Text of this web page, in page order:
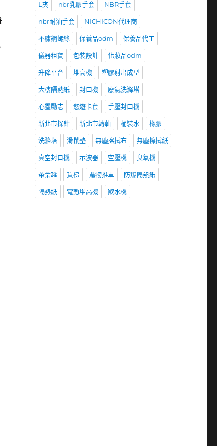
L夾 nbr乳膠手套 NBR手套
nbr耐油手套 NICHICON代理商
不鏽鋼螺絲 保養品odm 保養品代工
儀器租賃 包裝設計 化妝品odm
升降平台 堆高機 塑膠射出成型
大樓隔熱紙 封口機 廢氣洗滌塔
心靈勵志 悠遊卡套 手壓封口機
新北市探針 新北市轉軸 桶裝水 橡膠
洗滌塔 滑鼠墊 無塵擦拭布 無塵擦拭紙
真空封口機 示波器 空壓機 臭氧機
茶葉罐 貨梯 購物推車 防爆隔熱紙
隔熱紙 電動堆高機 飲水機